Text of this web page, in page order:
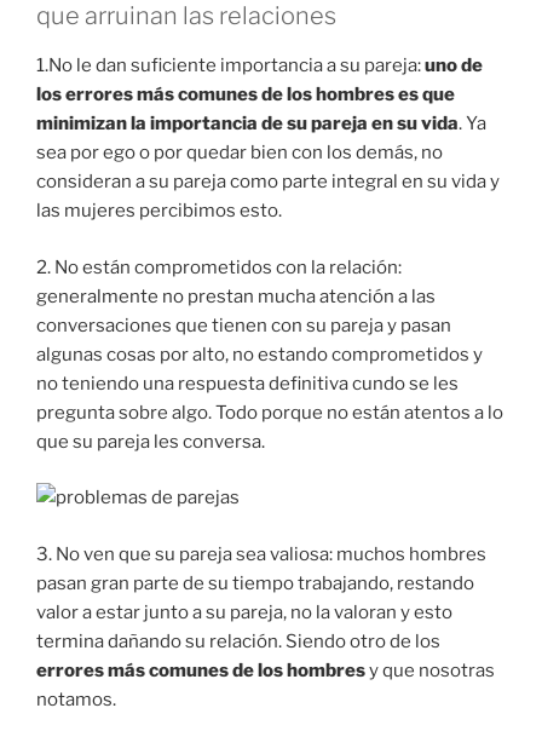
que arruinan las relaciones
1.No le dan suficiente importancia a su pareja:uno de
los errores más comunes de los hombres es que
minimizan la importancia de su pareja en su vida. Ya
sea por ego o por quedar bien con los demás, no
consideran a su pareja como parte integral en su vida y
las mujeres percibimos esto.
2. No están comprometidos con la relación:
generalmente no prestan mucha atención a las
conversaciones que tienen con su pareja y pasan
algunas cosas por alto, no estando comprometidos y
no teniendo una respuesta definitiva cundo se les
pregunta sobre algo. Todo porque no están atentos a lo
que su pareja les conversa.
3. No ven que su pareja sea valiosa: muchos hombres
pasan gran parte de su tiempo trabajando, restando
valor a estar junto a su pareja, no la valoran y esto
termina dañando su relación. Siendo otro de los
errores más comunes de los hombresy que nosotras
notamos.